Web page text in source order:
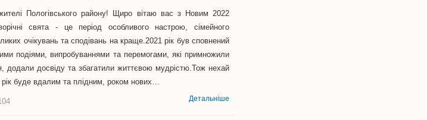
Пологівського району! Щиро вітаю вас з Новим 2022
свята - це період особливого настрою, сімейного
очікувань та сподівань на краще.2021 рік був сповнений
подіями, випробуваннями та перемогами, які примножили
додали досвіду та збагатили життєвою мудрістю.Тож нехай
рік буде вдалим та плідним, роком нових…
Детальніше